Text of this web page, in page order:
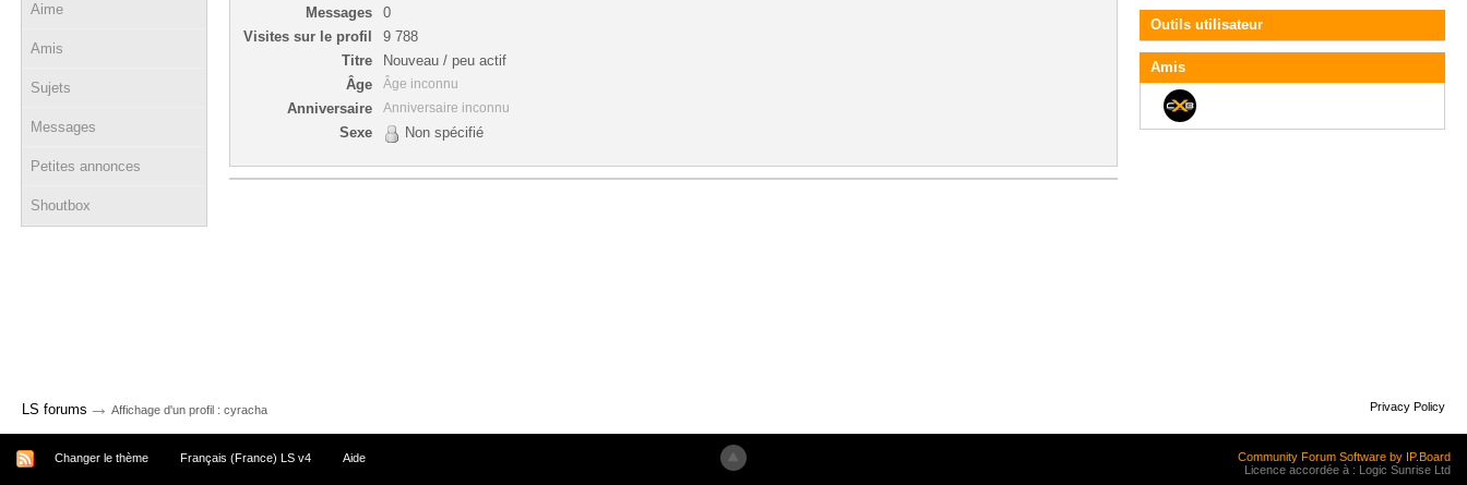
Aime
Amis
Sujets
Messages
Petites annonces
Shoutbox
Messages
0
Visites sur le profil
9 788
Titre
Nouveau / peu actif
Âge
Âge inconnu
Anniversaire Anniversaire inconnu
Sexe Non spécifié
Outils utilisateur
Amis
LS forums → Affichage d'un profil : cyracha Privacy Policy
Changer le thème Français (France) LS v4 Aide
Community Forum Software by IP.Board
Licence accordée à : Logic Sunrise Ltd